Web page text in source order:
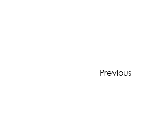
Previous